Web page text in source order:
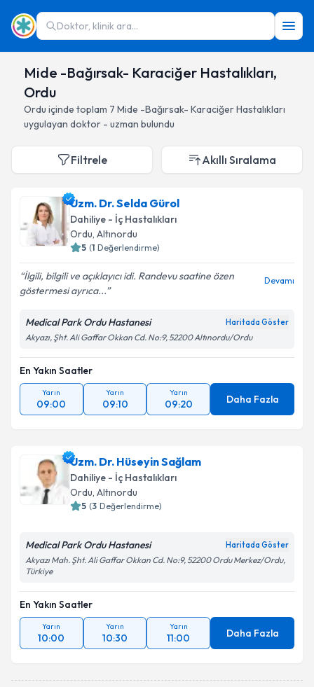
Doktor, klinik ara...
Mide -Bağırsak- Karaciğer Hastalıkları,
Ordu
Ordu içinde toplam 7 Mide -Bağırsak- Karaciğer Hastalıkları
uygulayan doktor - uzman bulundu
Filtrele Akıllı Sıralama
Uzm. Dr. Selda Gürol
Dahiliye - İç Hastalıkları
Ordu, Altınordu
5 (1 Değerlendirme)
İlgili, bilgili ve açıklayıcı idi. Randevu saatine özen
göstermesi ayrıca...
Devamı
Medical Park Ordu Hastanesi Haritada Göster
Akyazı, Şht. Ali Gaffar Okkan Cd. No:9, 52200 Altınordu/Ordu
En Yakın Saatler
Yarın
09:00
Yarın
09:10
Yarın
09:20 Daha Fazla
Uzm. Dr. Hüseyin Sağlam
Dahiliye - İç Hastalıkları
Ordu, Altınordu
5 (3 Değerlendirme)
Medical Park Ordu Hastanesi Haritada Göster
Akyazı Mah. Şht. Ali Gaffar Okkan Cd. No:9, 52200 Ordu Merkez/Ordu,
Türkiye
En Yakın Saatler
Yarın
10:00
Yarın
10:30
Yarın
11:00 Daha Fazla